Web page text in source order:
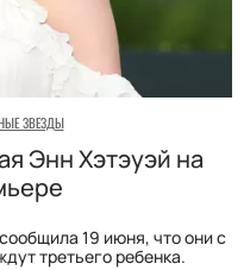
ЗВЕЗДЫ
Энн Хэтэуэй на
19 июня, что они с
третьего ребенка.